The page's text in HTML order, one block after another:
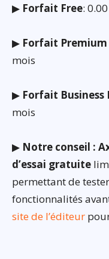
▶ Forfait Free:
▶ Forfait
mois
▶ Forfait
mois
▶ Notre conseil :
d’essai gratuite
permettant de
fonctionnalités
site de l’éditeur